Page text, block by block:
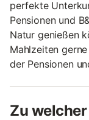
perfekte
Pensionen und
Natur genießen
Mahlzeiten
der Pensionen
Zu